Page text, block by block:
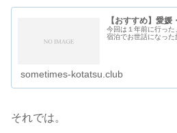
【おすすめ】愛
今回は１年前に行った
宿泊でお世話になっ
sometimes-kotatsu.club
それでは。